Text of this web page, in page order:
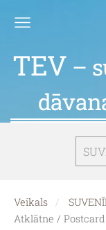
TEV –
Veikals
Atklātne / Postcard